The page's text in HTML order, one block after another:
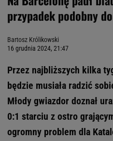
przypadek podobny
Bartosz Królikowski
16 grudnia 2024, 21:47
Przez najbliższych kilka
będzie musiała radzić
Młody gwiazdor doznał
0:1 starciu z ostro
ogromny problem dla